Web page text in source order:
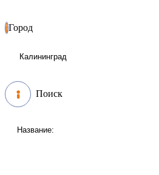
Город
Поиск